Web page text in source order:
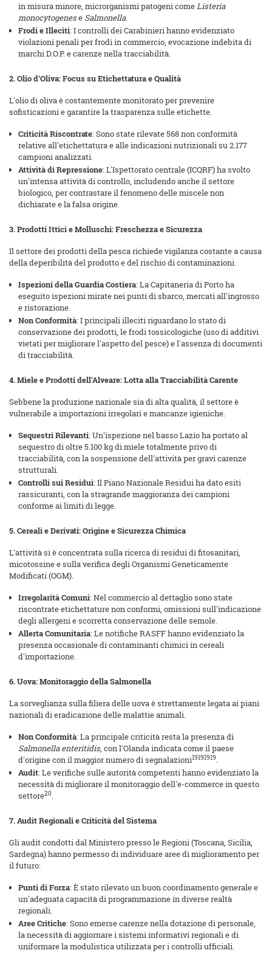
in misura minore, microrganismi patogeni comeListeria
monocytogenese Salmonella.
Frodi e Illeciti: I controlli dei Carabinieri hanno evidenziato
violazioni penali per frodi in commercio, evocazione indebita di
marchi D.O.P. e carenze nella tracciabilità.
2. Olio d'Oliva: Focus su Etichettatura e Qualità
L'olio di oliva è costantemente monitorato per prevenire
sofisticazioni e garantire la trasparenza sulle etichette.
Criticità Riscontrate: Sono state rilevate 568 non conformità
relative all'etichettatura e alle indicazioni nutrizionali su 2.177
campioni analizzati.
Attività di Repressione: L'Ispettorato centrale (ICQRF) ha svolto
un'intensa attività di controllo, includendo anche il settore
biologico, per contrastare il fenomeno delle miscele non
dichiarate e la falsa origine.
3. Prodotti Ittici e Molluschi: Freschezza e Sicurezza
Il settore dei prodotti della pesca richiede vigilanza costante a causa
della deperibilità del prodotto e del rischio di contaminazioni.
Ispezioni della Guardia Costiera: La Capitaneria di Porto ha
eseguito ispezioni mirate nei punti di sbarco, mercati all'ingrosso
e ristorazione.
Non Conformità: I principali illeciti riguardano lo stato di
conservazione dei prodotti, le frodi tossicologiche (uso di additivi
vietati per migliorare l'aspetto del pesce) e l'assenza di documenti
di tracciabilità.
4. Miele e Prodotti dell'Alveare: Lotta alla Tracciabilità Carente
Sebbene la produzione nazionale sia di alta qualità, il settore è
vulnerabile a importazioni irregolari e mancanze igieniche.
Sequestri Rilevanti: Un'ispezione nel basso Lazio ha portato al
sequestro di oltre 5.100 kg di miele totalmente privo di
tracciabilità, con la sospensione dell'attività per gravi carenze
strutturali.
Controlli sui Residui: Il Piano Nazionale Residui ha dato esiti
rassicuranti, con la stragrande maggioranza dei campioni
conforme ai limiti di legge.
5. Cereali e Derivati: Origine e Sicurezza Chimica
L'attività si è concentrata sulla ricerca di residui di fitosanitari,
micotossine e sulla verifica degli Organismi Geneticamente
Modificati (OGM).
Irregolarità Comuni: Nel commercio al dettaglio sono state
riscontrate etichettature non conformi, omissioni sull'indicazione
degli allergeni e scorretta conservazione delle semole.
Allerta Comunitaria: Le notifiche RASFF hanno evidenziato la
presenza occasionale di contaminanti chimici in cereali
d'importazione.
6. Uova: Monitoraggio della Salmonella
La sorveglianza sulla filiera delle uova è strettamente legata ai piani
nazionali di eradicazione delle malattie animali.
Non Conformità: La principale criticità resta la presenza di
Salmonella enteritidis, con l'Olanda indicata come il paese
d'origine con il maggior numero di segnalazioni19191919.
Audit: Le verifiche sulle autorità competenti hanno evidenziato la
necessità di migliorare il monitoraggio dell'e-commerce in questo
settore20.
7. Audit Regionali e Criticità del Sistema
Gli audit condotti dal Ministero presso le Regioni (Toscana, Sicilia,
Sardegna) hanno permesso di individuare aree di miglioramento per
il futuro:
Punti di Forza: È stato rilevato un buon coordinamento generale e
un'adeguata capacità di programmazione in diverse realtà
regionali.
Aree Critiche: Sono emerse carenze nella dotazione di personale,
la necessità di aggiornare i sistemi informativi regionali e di
uniformare la modulistica utilizzata per i controlli ufficiali.